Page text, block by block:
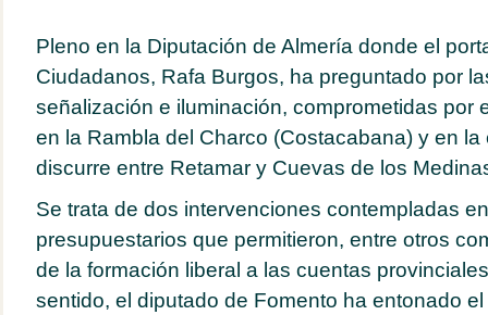
Pleno en la Diputación de Almería donde el
Ciudadanos, Rafa Burgos, ha preguntado por
señalización e iluminación, comprometidas por
en la Rambla del Charco (Costacabana) y en la
discurre entre Retamar y Cuevas de los
Se trata de dos intervenciones contempladas
presupuestarios que permitieron, entre otros
de la formación liberal a las cuentas
sentido, el diputado de Fomento ha entonado el